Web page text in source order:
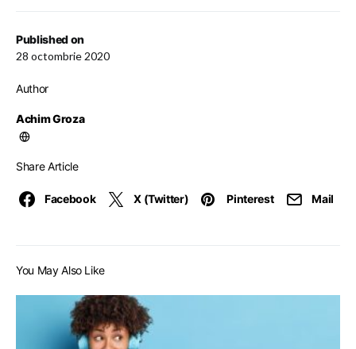
Published on
28 octombrie 2020
Author
Achim Groza
Share Article
Facebook X (Twitter) Pinterest Mail
You May Also Like